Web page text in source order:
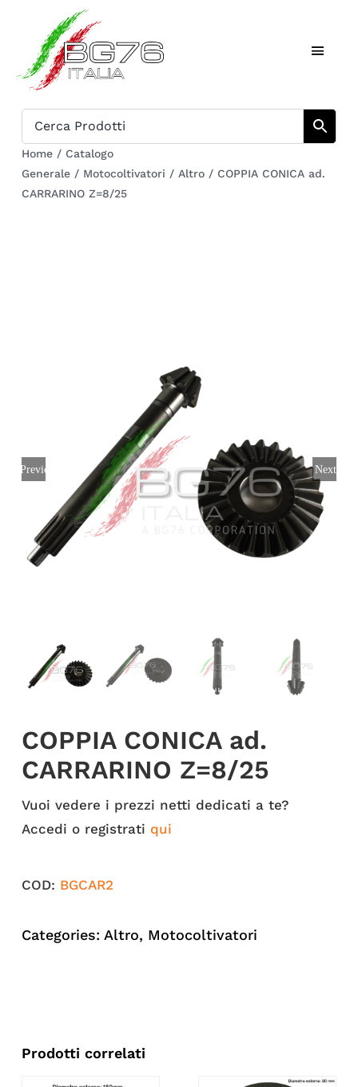
contenuto
Toggle
Catalogo
Chi siamo
Home / Catalogo
Generale / Motocoltivatori / Altro / COPPIA CONICA ad.
CARRARINO Z=8/25
Previous Next
COPPIA CONICA ad.
CARRARINO Z=8/25
Vuoi vedere i prezzi netti dedicati a te?
Accedi o registrati qui
COD: BGCAR2
Categories: Altro, Motocoltivatori
Prodotti correlati